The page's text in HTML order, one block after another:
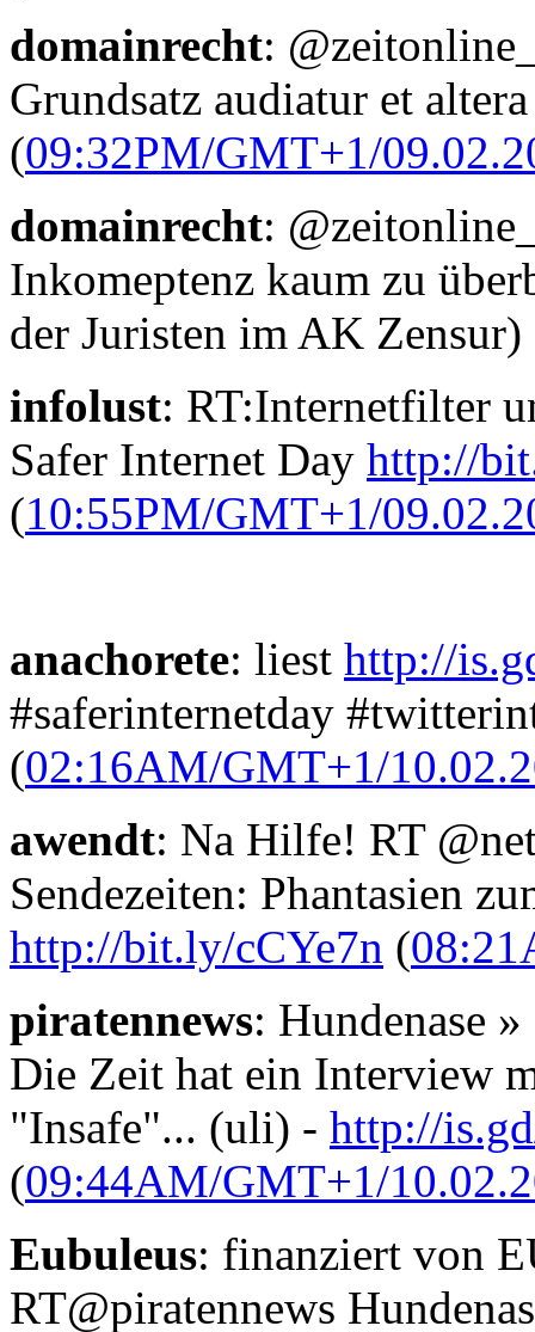
domainrecht:
Grundsatz audiatur et
(09:32PM/GMT+1/
domainrecht:
Inkomeptenz kaum zu
der Juristen im AK Zensur)
infolust: RT:Internetfilter
Safer Internet Day http://
(10:55PM/GMT+1/
anachorete: liest http://
#saferinternetday
(02:16AM/GMT+1/
awendt: Na Hilfe! RT
Sendezeiten: Phantasien
http://bit.ly/cCYe7n (
piratennews: Hundenase
Die Zeit hat ein Interview
"Insafe"... (uli) - http://
(09:44AM/GMT+1/
Eubuleus: finanziert von
RT@piratennews